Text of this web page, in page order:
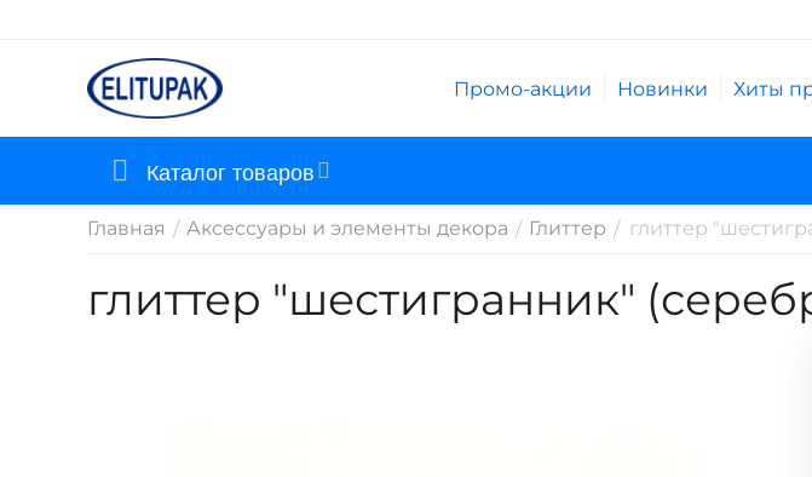
Промо-акции Новинки Хиты
Каталог товаров
Главная / Аксессуары и элементы декора / Глиттер / глиттер
глиттер "шестигранник"